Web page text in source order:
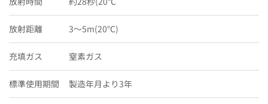
放射距離 3〜5m(20℃)
充填ガス 窒素ガス
標準使用期間 製造年月より3年